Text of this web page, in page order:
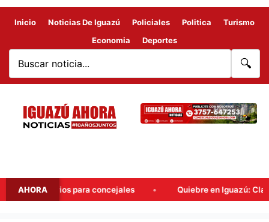
Inicio Noticias De Iguazú Policiales Politica
Turismo
Economia
Deportes
🔍
AHORA
obligatorios para concejales Quiebre en Iguazú: Claudio